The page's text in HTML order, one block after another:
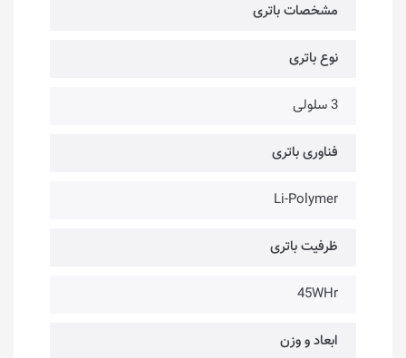
مشخصات باتری
نوع باتری
3 سلولی
فناوری باتری
Li-Polymer
ظرفیت باتری
45WHr
ابعاد و وزن